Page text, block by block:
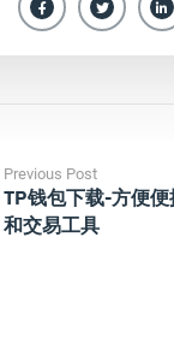
Previous Post
TP钱包下载-方便
和交易工具